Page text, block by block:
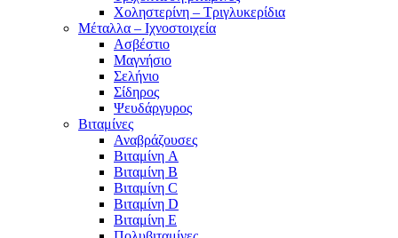
Χοληστερίνη – Τριγλυκερίδια
Μέταλλα – Ιχνοστοιχεία
Ασβέστιο
Μαγνήσιο
Σελήνιο
Σίδηρος
Ψευδάργυρος
Βιταμίνες
Αναβράζουσες
Βιταμίνη A
Βιταμίνη B
Βιταμίνη C
Βιταμίνη D
Βιταμίνη E